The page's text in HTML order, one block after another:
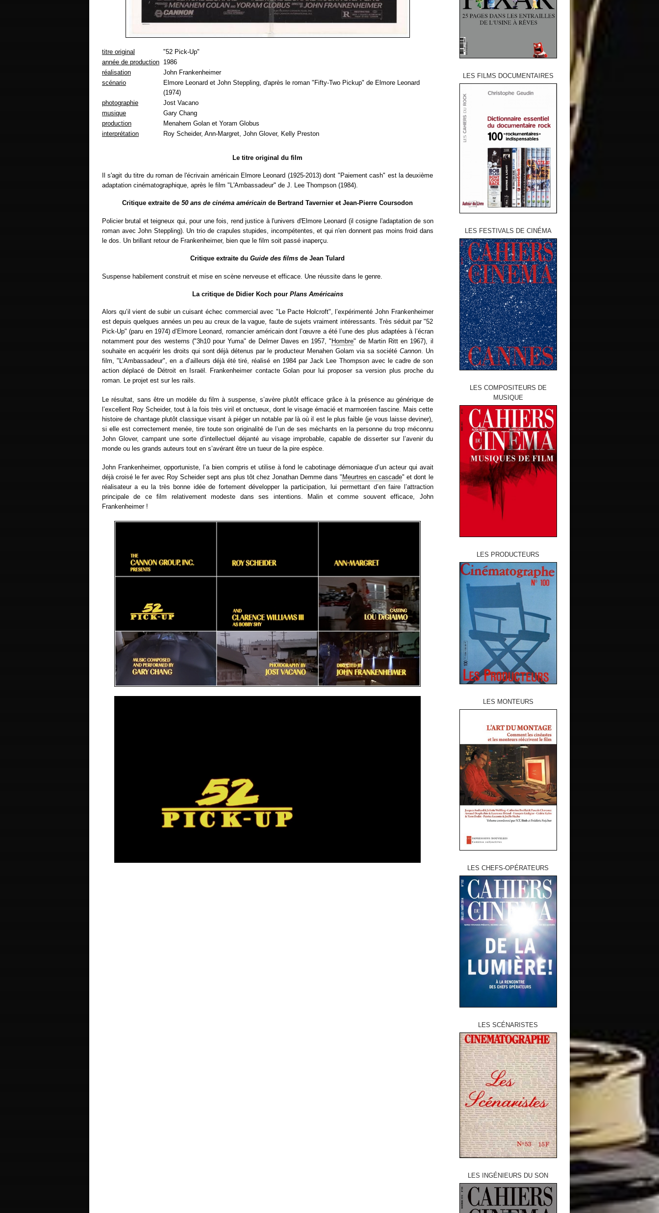
titre original
"52 Pick-Up"
année de production 1986
réalisation
John Frankenheimer
scénario
Elmore Leonard et John Steppling, d'après le roman "Fifty-Two Pickup" de Elmore Leonard
(1974)
photographie
Jost Vacano
musique
Gary Chang
production
Menahem Golan et Yoram Globus
interprétation
Roy Scheider, Ann-Margret, John Glover, Kelly Preston
Le titre original du film
Il s'agit du titre du roman de l'écrivain américain Elmore Leonard (1925-2013) dont "Paiement cash" est la deuxième
adaptation cinématographique, après le film "L'Ambassadeur" de J. Lee Thompson (1984).
Critique extraite de50 ans de cinéma américain de Bertrand Tavernier et Jean-Pierre Coursodon
Policier brutal et teigneux qui, pour une fois, rend justice à l'univers d'Elmore Leonard (il cosigne l'adaptation de son
roman avec John Steppling). Un trio de crapules stupides, incompétentes, et qui n'en donnent pas moins froid dans
le dos. Un brillant retour de Frankenheimer, bien que le film soit passé inaperçu.
Critique extraite duGuide des films de Jean Tulard
Suspense habilement construit et mise en scène nerveuse et efficace. Une réussite dans le genre.
La critique de Didier Koch pour Plans Américains
Alors qu’il vient de subir un cuisant échec commercial avec "Le Pacte Holcroft", l’expérimenté John Frankenheimer
est depuis quelques années un peu au creux de la vague, faute de sujets vraiment intéressants. Très séduit par "52
Pick-Up" (paru en 1974) d’Elmore Leonard, romancier américain dont l’œuvre a été l’une des plus adaptées à l’écran
notamment pour des westerns ("3h10 pour Yuma" de Delmer Daves en 1957, " Hombre" de Martin Ritt en 1967), il
souhaite en acquérir les droits qui sont déjà détenus par le producteur Menahen Golam via sa société Cannon. Un
film, "L’Ambassadeur", en a d’ailleurs déjà été tiré, réalisé en 1984 par Jack Lee Thompson avec le cadre de son
action déplacé de Détroit en Israël. Frankenheimer contacte Golan pour lui proposer sa version plus proche du
roman. Le projet est sur les rails.
Le résultat, sans être un modèle du film à suspense, s’avère plutôt efficace grâce à la présence au générique de
l’excellent Roy Scheider, tout à la fois très viril et onctueux, dont le visage émacié et marmoréen fascine. Mais cette
histoire de chantage plutôt classique visant à piéger un notable par là où il est le plus faible (je vous laisse deviner),
si elle est correctement menée, tire toute son originalité de l’un de ses méchants en la personne du trop méconnu
John Glover, campant une sorte d’intellectuel déjanté au visage improbable, capable de disserter sur l’avenir du
monde ou les grands auteurs tout en s’avérant être un tueur de la pire espèce.
John Frankenheimer, opportuniste, l’a bien compris et utilise à fond le cabotinage démoniaque d’un acteur qui avait
déjà croisé le fer avec Roy Scheider sept ans plus tôt chez Jonathan Demme dans " Meurtres en cascade" et dont le
réalisateur a eu la très bonne idée de fortement développer la participation, lui permettant d’en faire l’attraction
principale de ce film relativement modeste dans ses intentions. Malin et comme souvent efficace, John
Frankenheimer !
LES FILMS DOCUMENTAIRES
LES FESTIVALS DE CINÉMA
LES COMPOSITEURS DE
MUSIQUE
LES PRODUCTEURS
LES MONTEURS
LES CHEFS-OPÉRATEURS
LES SCÉNARISTES
LES INGÉNIEURS DU SON